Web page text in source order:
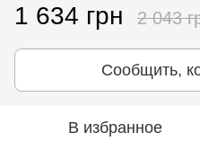
1 634 грн 2 043
Сообщить,
В избранное